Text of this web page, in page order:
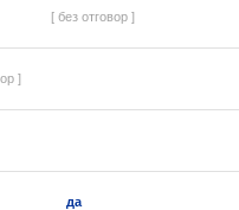
[ без отговор ]
]
да